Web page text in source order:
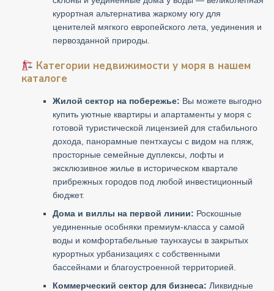
курортная альтернатива жаркому югу для
ценителей мягкого европейского лета, уединения и
первозданной природы.
Категории недвижимости у моря в нашем
каталоге
Жилой сектор на побережье: Вы можете выгодно
купить уютные квартиры и апартаменты у моря с
готовой туристической лицензией для стабильного
дохода, панорамные пентхаусы с видом на пляж,
просторные семейные дуплексы, лофты и
эксклюзивное жилье в историческом квартале
прибрежных городов под любой инвестиционный
бюджет.
Дома и виллы на первой линии: Роскошные
уединенные особняки премиум-класса у самой
воды и комфортабельные таунхаусы в закрытых
курортных урбанизациях с собственными
бассейнами и благоустроенной территорией.
Коммерческий сектор для бизнеса: Ликвидные